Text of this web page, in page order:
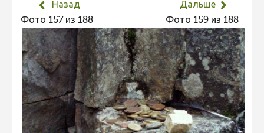
Фотоконкурс 2025
Не учитываются 2025
Видео 2025
Фотоконкурс 2024
Не учитываются 2024
Видео 2024
Назад
Фото 157 из 188
Дальше
Фото 159 из 188